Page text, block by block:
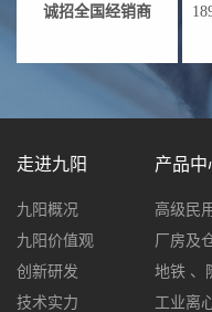
诚招全国经销商
走进九阳
九阳概况
九阳价值观
创新研发
技术实力
产品中
高级民
厂房及
地铁 、
工业离